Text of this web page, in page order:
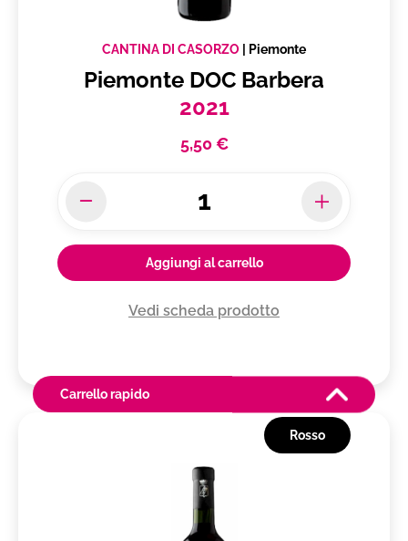
CANTINA DI CASORZO | Piemonte
Piemonte DOC Barbera
2021
5,50 €
Aggiungi al carrello
Vedi scheda prodotto
Rosso
Carrello rapido
CANTINA DI CASORZO